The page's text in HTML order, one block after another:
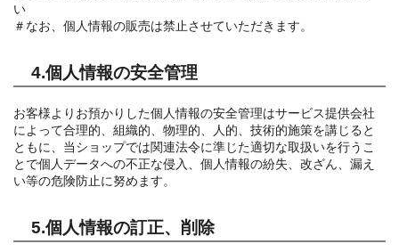
い
＃なお、個人情報の販売は禁止させていただきます。
4.個人情報の安全管理
お客様よりお預かりした個人情報の安全管理はサービス提供会社
によって合理的、組織的、物理的、人的、技術的施策を講じると
ともに、当ショップでは関連法令に準じた適切な取扱いを行うこ
とで個人データへの不正な侵入、個人情報の紛失、改ざん、漏え
い等の危険防止に努めます。
5.個人情報の訂正、削除